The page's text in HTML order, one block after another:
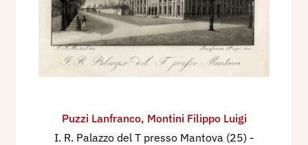
Puzzi Lanfranco, Montini Filippo Luigi
I. R. Palazzo del T presso Mantova (25) -